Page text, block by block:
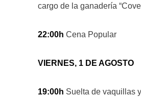
cargo de la ganadería
22:00h Cena Popular
VIERNES, 1 DE AGOSTO
19:00h Suelta de vaquillas